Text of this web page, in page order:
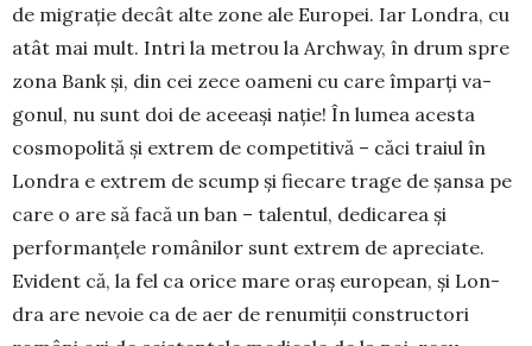
de mi­gra­ție decât alte zone ale Europei. Iar Londra, cu
atât mai mult. Intri la metrou la Archway, în drum spre
zona Bank și, din cei zece oameni cu care împarți va­
gonul, nu sunt doi de aceeași nație! În lumea aces­ta
cosmo­po­lită și extrem de competitivă – căci traiul în
Londra e extrem de scump și fiecare trage de șan­sa pe
care o are să facă un ban – talentul, dedicarea și
performanțele românilor sunt extrem de apreciate.
Evident că, la fel ca orice mare oraș european, și Lon­
dra are nevoie ca de aer de renumiții constructori